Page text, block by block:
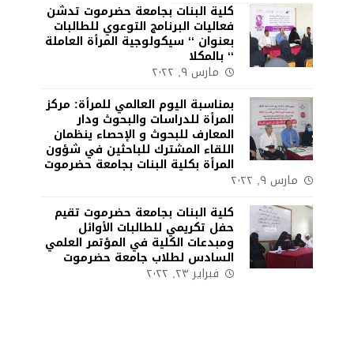
كلية البنات بجامعة حضرموت تدشن
فعاليات البرنامج التوعوي للطالبات
بعنوان ‘‘ سيكولوجية المرأة العاملة
‘‘ بالمكلا
مارس ٩, ٢٠٢٢
بمناسبة اليوم العالمي للمرأة: مركز
المرأة للدراسات والبحوث ودار
المعارف للبحوث و الإحصاء ينظمان
اللقاء المشترك للباحثين في شؤون
المرأة بكلية البنات بجامعة حضرموت
مارس ٩, ٢٠٢٢
كلية البنات بجامعة حضرموت تقيم
حفل تكريمي للطالبات الأوائل
ومبدعات الكلية في المؤتمر العلمي
السادس لطلاب جامعة حضرموت
فبراير ٢٣, ٢٠٢٢